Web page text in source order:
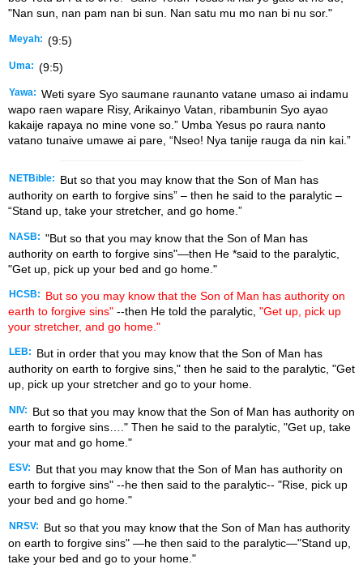
"Nan sun, nan pam nan bi sun. Nan satu mu mo nan bi nu sor."
Meyah: (9:5)
Uma: (9:5)
Yawa: Weti syare Syo saumane raunanto vatane umaso ai indamu
wapo raen wapare Risy, Arikainyo Vatan, ribambunin Syo ayao
kakaije rapaya no mine vone so.” Umba Yesus po raura nanto
vatano tunaive umawe ai pare, “Nseo! Nya tanije rauga da nin kai.”
NETBible:
But so that you may know that the Son of Man has
authority on earth to forgive sins” – then he said to the paralytic –
“Stand up, take your stretcher, and go home.”
NASB: "But so that you may know that the Son of Man has
authority on earth to forgive sins"—then He *said to the paralytic,
"Get up, pick up your bed and go home."
HCSB:
But so you may know that the Son of Man has authority on
earth to forgive sins" --then He told the paralytic, "Get up, pick up
your stretcher, and go home."
LEB:
But in order that you may know that the Son of Man has
authority on earth to forgive sins," then he said to the paralytic, "Get
up, pick up your stretcher and go to your home.
NIV:
But so that you may know that the Son of Man has authority on
earth to forgive sins…." Then he said to the paralytic, "Get up, take
your mat and go home."
ESV:
But that you may know that the Son of Man has authority on
earth to forgive sins" --he then said to the paralytic-- "Rise, pick up
your bed and go home."
NRSV:
But so that you may know that the Son of Man has authority
on earth to forgive sins" —he then said to the paralytic—"Stand up,
take your bed and go to your home."